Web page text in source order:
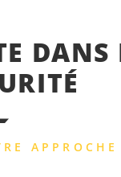
DANS